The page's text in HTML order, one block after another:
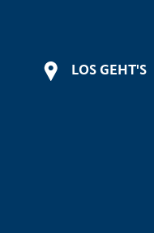
LOS GEHT'S